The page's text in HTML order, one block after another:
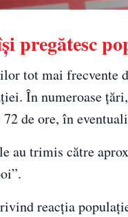
pregătesc
tot mai frecvente
În numeroase
de ore, în
au trimis către
reacția